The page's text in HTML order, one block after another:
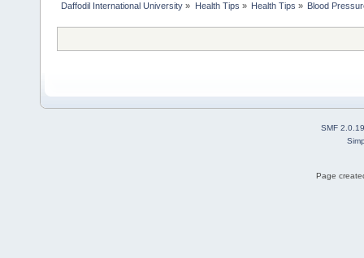
Daffodil International University » Health Tips » Health Tips » Blood
SMF 2.0.19
Page